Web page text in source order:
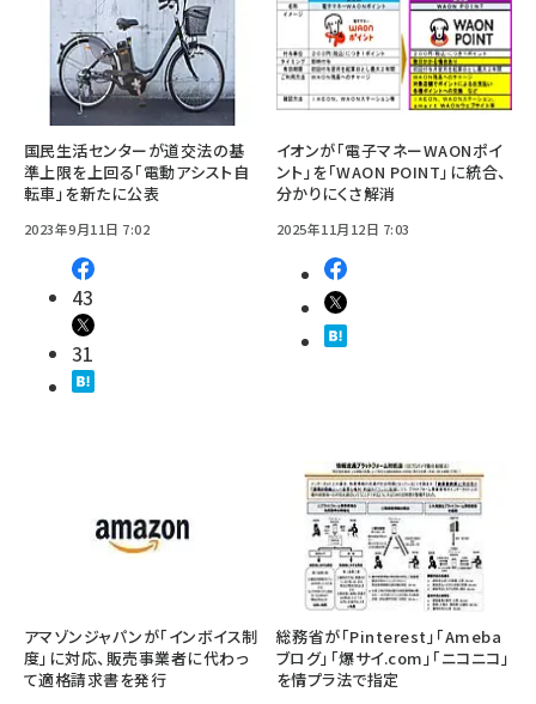
国民生活センターが道交法の基
準上限を上回る「電動アシスト自
転車」を新たに公表
2023年9月11日 7:02
43
31
イオンが「電子マネーWAONポイ
ント」を「WAON POINT」に統合、
分かりにくさ解消
2025年11月12日 7:03
アマゾンジャパンが「インボイス制
度」に対応、販売事業者に代わっ
て適格請求書を発行
総務省が「Pinterest」「Ameba
ブログ」「爆サイ.com」「ニコニコ」
を情プラ法で指定